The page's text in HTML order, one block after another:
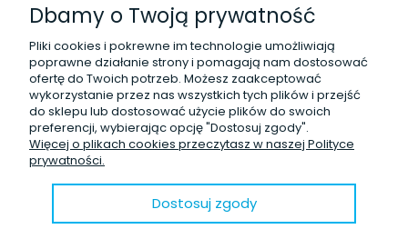
Reklamacje i zwroty
- Zwroty
- Odstąpienie od umowy
- Reklamacje
O firmie
- Kontakt
- Opinie Trustmate
- Blog
Dbamy o Twoją prywatność
Pliki cookies i pokrewne im technologie umożliwiają
poprawne działanie strony i pomagają nam dostosować
ofertę do Twoich potrzeb. Możesz zaakceptować
wykorzystanie przez nas wszystkich tych plików i przejść
do sklepu lub dostosować użycie plików do swoich
preferencji, wybierając opcję "Dostosuj zgody".
Więcej o plikach cookies przeczytasz w naszej Polityce
prywatności.
Dostosuj zgody